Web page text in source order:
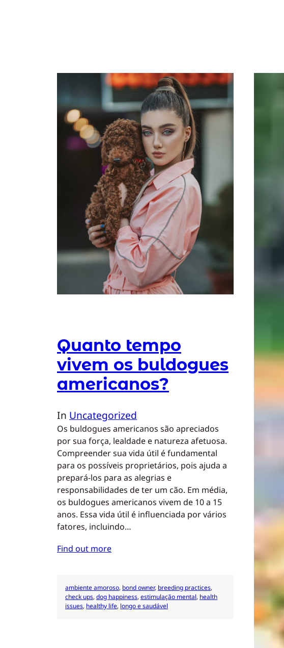
Quanto tempo
vivem os buldogues
americanos?
In Uncategorized
Os buldogues americanos são apreciados
por sua força, lealdade e natureza afetuosa.
Compreender sua vida útil é fundamental
para os possíveis proprietários, pois ajuda a
prepará-los para as alegrias e
responsabilidades de ter um cão. Em média,
os buldogues americanos vivem de 10 a 15
anos. Essa vida útil é influenciada por vários
fatores, incluindo…
Find out more
ambiente amoroso, bond owner, breeding practices
check ups, dog happiness, estimulação mental, health
issues, healthy life, longo e saudável